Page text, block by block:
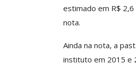
estimado em R$
nota.
Ainda na nota, a
instituto em 2015 e